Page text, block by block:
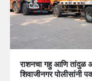
राशनचा गहु आणि तांदुळ
शिवाजीनगर पोलीसांनी